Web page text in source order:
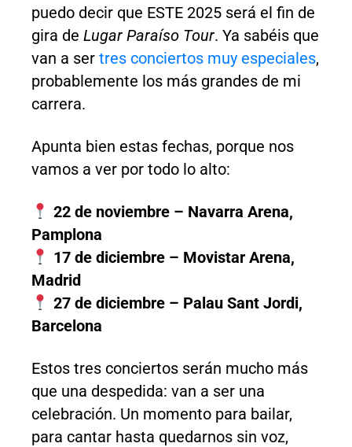
puedo decir que ESTE 2025 será el fin de
gira de Lugar Paraíso Tour. Ya sabéis que
van a ser tres conciertos muy especiales,
probablemente los más grandes de mi
carrera.
Apunta bien estas fechas, porque nos
vamos a ver por todo lo alto:
22 de noviembre – Navarra Arena,
Pamplona
17 de diciembre – Movistar Arena,
Madrid
27 de diciembre – Palau Sant Jordi,
Barcelona
Estos tres conciertos serán mucho más
que una despedida: van a ser una
celebración. Un momento para bailar,
para cantar hasta quedarnos sin voz,